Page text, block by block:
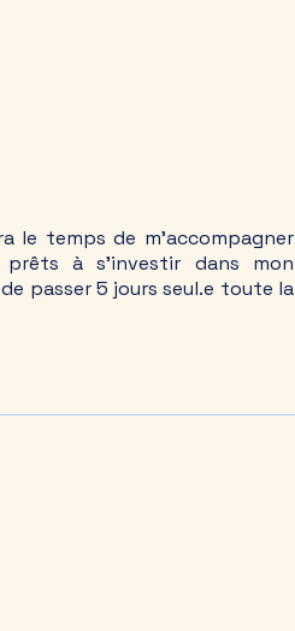
le temps de m’accompagner
à s’investir dans mon
passer 5 jours seul.e toute la